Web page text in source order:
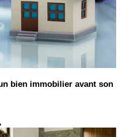
bien immobilier avant son